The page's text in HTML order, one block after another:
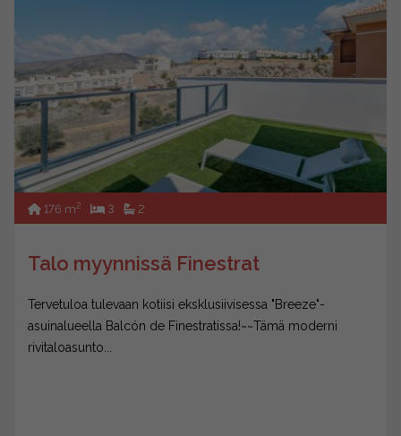
176 m2 3 2
Talo myynnissä Finestrat
Tervetuloa tulevaan kotiisi eksklusiivisessa "Breeze"-
asuinalueella Balcón de Finestratissa!~~Tämä moderni
rivitaloasunto...